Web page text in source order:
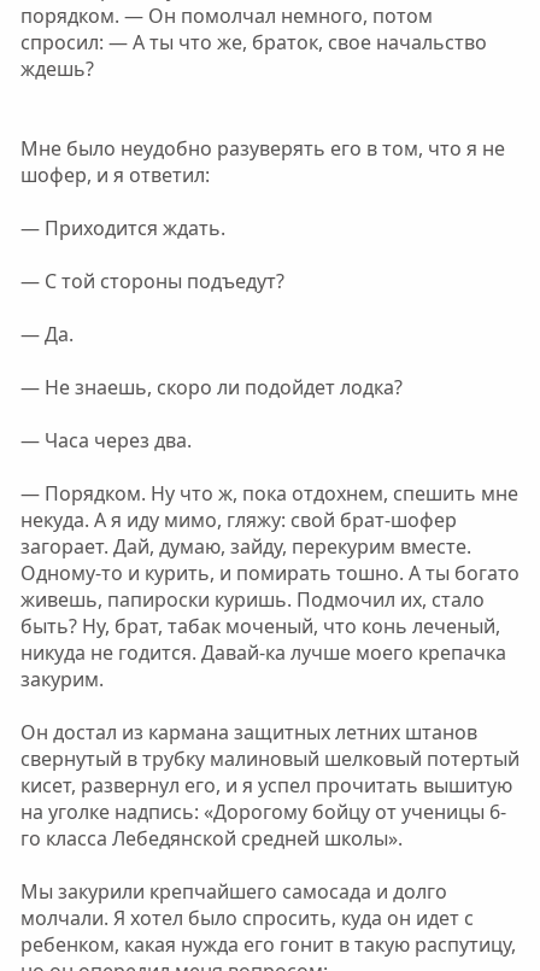
порядком. — Он помолчал немного, потом
спросил: — А ты что же, браток, свое начальство
ждешь?
Мне было неудобно разуверять его в том, что я не
шофер, и я ответил:
— Приходится ждать.
— С той стороны подъедут?
— Да.
— Не знаешь, скоро ли подойдет лодка?
— Часа через два.
— Порядком. Ну что ж, пока отдохнем, спешить мне
некуда. А я иду мимо, гляжу: свой брат-шофер
загорает. Дай, думаю, зайду, перекурим вместе.
Одному-то и курить, и помирать тошно. А ты богато
живешь, папироски куришь. Подмочил их, стало
быть? Ну, брат, табак моченый, что конь леченый,
никуда не годится. Давай-ка лучше моего крепачка
закурим.
Он достал из кармана защитных летних штанов
свернутый в трубку малиновый шелковый потертый
кисет, развернул его, и я успел прочитать вышитую
на уголке надпись: «Дорогому бойцу от ученицы 6-
го класса Лебедянской средней школы».
Мы закурили крепчайшего самосада и долго
молчали. Я хотел было спросить, куда он идет с
ребенком, какая нужда его гонит в такую распутицу,